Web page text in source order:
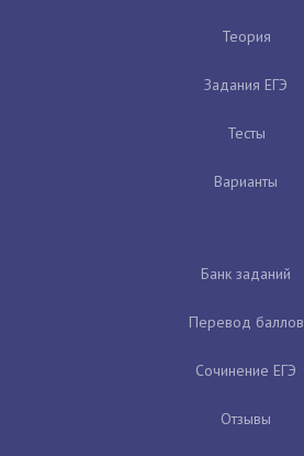
Теория
Задания ЕГЭ
Тесты
Варианты
Банк заданий
Перевод баллов
Сочинение ЕГЭ
Отзывы